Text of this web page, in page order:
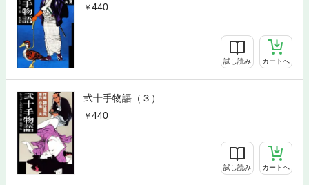
440
試し読み カートへ
弐十手物語（３）
440
試し読み カートへ